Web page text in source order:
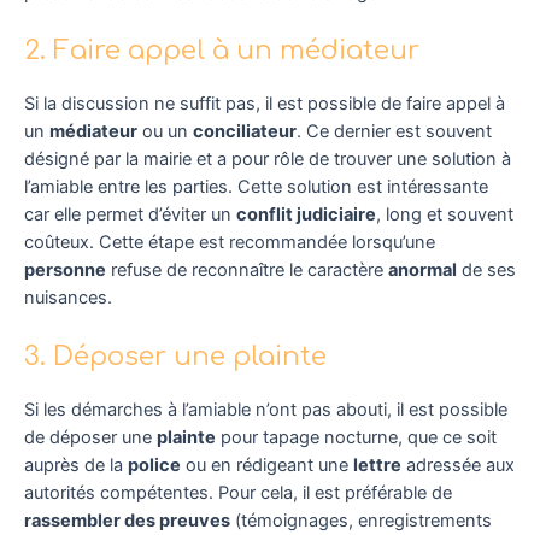
2. Faire appel à un médiateur
Si la discussion ne suffit pas, il est possible de faire appel à
un médiateur ou un conciliateur. Ce dernier est souvent
désigné par la mairie et a pour rôle de trouver une solution à
l’amiable entre les parties. Cette solution est intéressante
car elle permet d’éviter un conflit judiciaire, long et souvent
coûteux. Cette étape est recommandée lorsqu’une
personne refuse de reconnaître le caractère anormal de ses
nuisances.
3. Déposer une plainte
Si les démarches à l’amiable n’ont pas abouti, il est possible
de déposer une plainte pour tapage nocturne, que ce soit
auprès de la police ou en rédigeant une lettre adressée aux
autorités compétentes. Pour cela, il est préférable de
rassembler des preuves (témoignages, enregistrements